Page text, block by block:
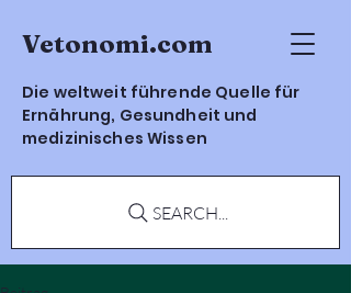
Vetonomi.com
Die weltweit führende Quelle für
Ernährung, Gesundheit und
medizinisches Wissen
SEARCH...